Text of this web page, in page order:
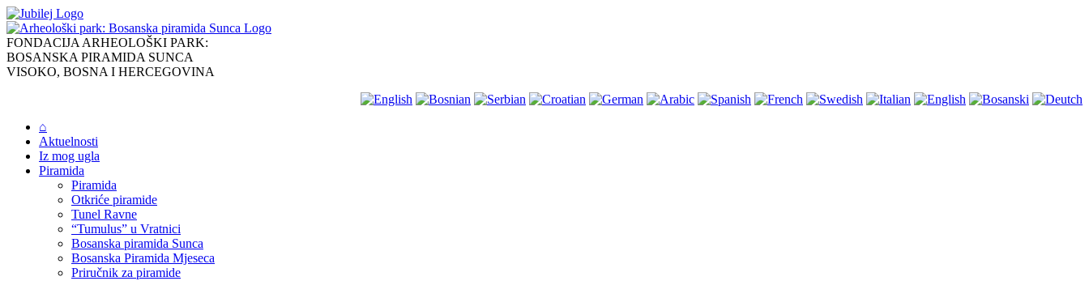
Skip
to
content
FONDACIJA ARHEOLOŠKI PARK:
BOSANSKA PIRAMIDA SUNCA
VISOKO, BOSNA I HERCEGOVINA
⌂
Aktuelnosti
Iz mog ugla
Piramida
Piramida
Otkriće piramide
Tunel Ravne
“Tumulus” u Vratnici
Bosanska piramida Sunca
Bosanska Piramida Mjeseca
Priručnik za piramide